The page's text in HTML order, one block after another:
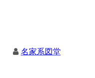
名家系図堂